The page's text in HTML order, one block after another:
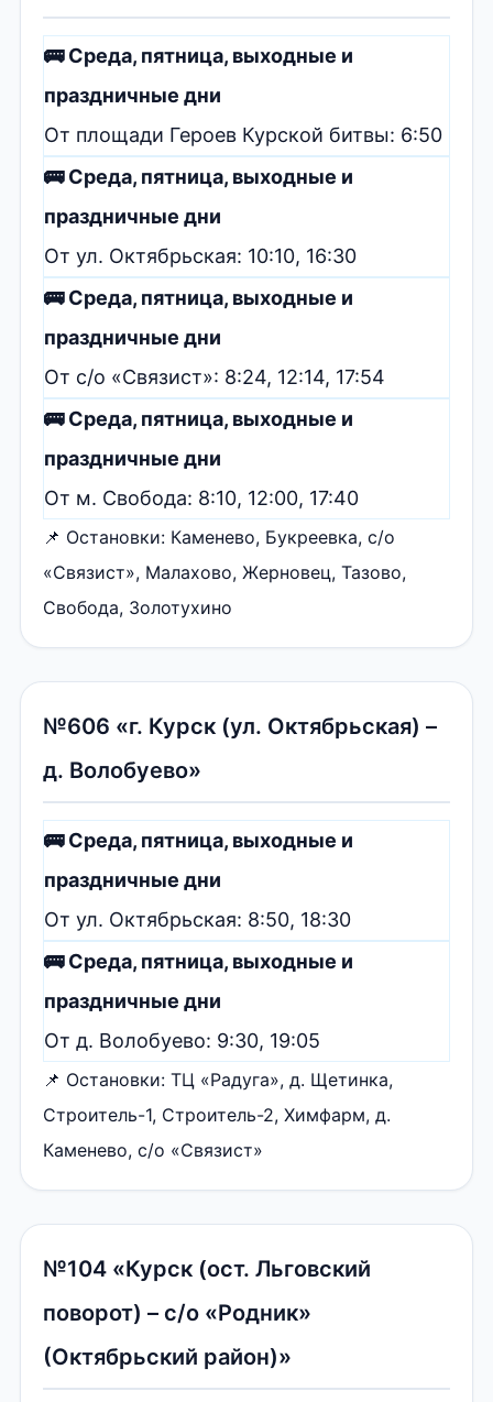
🚌 Среда, пятница, выходные и
праздничные дни
От площади Героев Курской битвы: 6:50
🚌 Среда, пятница, выходные и
праздничные дни
От ул. Октябрьская: 10:10, 16:30
🚌 Среда, пятница, выходные и
праздничные дни
От с/о «Связист»: 8:24, 12:14, 17:54
🚌 Среда, пятница, выходные и
праздничные дни
От м. Свобода: 8:10, 12:00, 17:40
📌 Остановки: Каменево, Букреевка, с/о
«Связист», Малахово, Жерновец, Тазово,
Свобода, Золотухино
№606 «г. Курск (ул. Октябрьская) –
д. Волобуево»
🚌 Среда, пятница, выходные и
праздничные дни
От ул. Октябрьская: 8:50, 18:30
🚌 Среда, пятница, выходные и
праздничные дни
От д. Волобуево: 9:30, 19:05
📌 Остановки: ТЦ «Радуга», д. Щетинка,
Строитель-1, Строитель-2, Химфарм, д.
Каменево, с/о «Связист»
№104 «Курск (ост. Льговский
поворот) – с/о «Родник»
(Октябрьский район)»